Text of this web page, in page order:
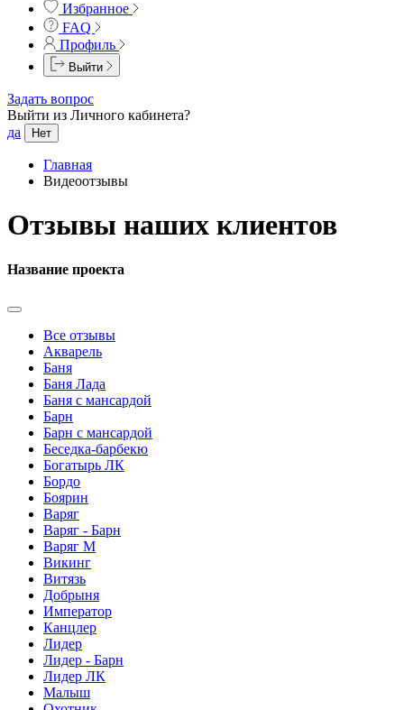
Избранное
FAQ
Профиль
Выйти
Задать вопрос
Выйти из Личного кабинета?
да
Нет
Главная
Видеоотзывы
Отзывы наших клиентов
Название проекта
Все отзывы
Акварель
Баня
Баня Лада
Баня с мансардой
Барн
Барн с мансардой
Беседка-барбекю
Богатырь ЛК
Бордо
Боярин
Варяг
Варяг - Барн
Варяг М
Викинг
Витязь
Добрыня
Император
Канцлер
Лидер
Лидер - Барн
Лидер ЛК
Малыш